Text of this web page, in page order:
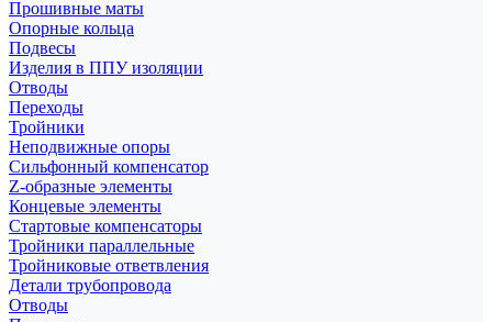
Прошивные маты
Опорные кольца
Подвесы
Изделия в ППУ изоляции
Отводы
Переходы
Тройники
Неподвижные опоры
Cильфонный компенсатор
Z-образные элементы
Концевые элементы
Стартовые компенсаторы
Тройники параллельные
Тройниковые ответвления
Детали трубопровода
Отводы